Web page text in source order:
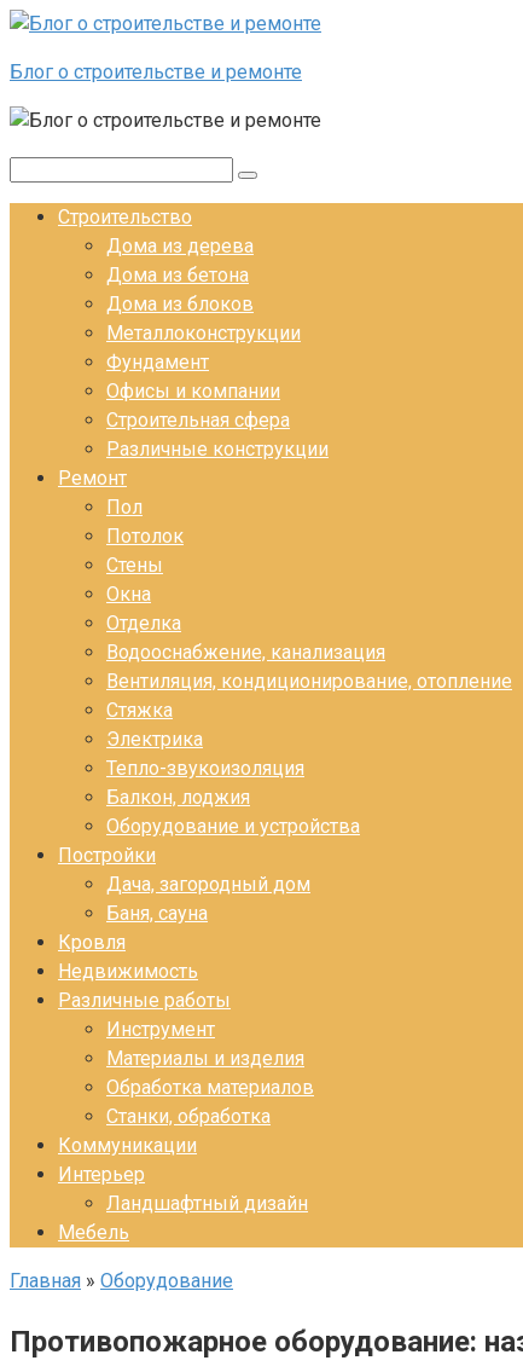
Перейти к контенту
Блог о строительстве и ремонте
Строительство
Дома из дерева
Дома из бетона
Дома из блоков
Металлоконструкции
Фундамент
Офисы и компании
Строительная сфера
Различные конструкции
Ремонт
Пол
Потолок
Стены
Окна
Отделка
Водооснабжение, канализация
Вентиляция, кондиционирование, отопление
Стяжка
Электрика
Тепло-звукоизоляция
Балкон, лоджия
Оборудование и устройства
Постройки
Дача, загородный дом
Баня, сауна
Кровля
Недвижимость
Различные работы
Инструмент
Материалы и изделия
Обработка материалов
Станки, обработка
Коммуникации
Интерьер
Ландшафтный дизайн
Мебель
Главная » Оборудование
Противопожарное оборудование: